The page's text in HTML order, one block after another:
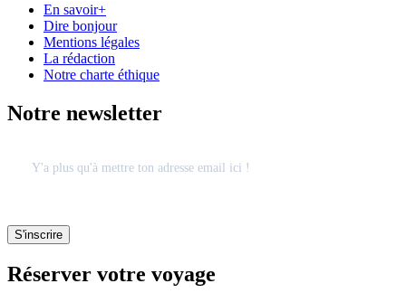
En savoir+
Dire bonjour
Mentions légales
La rédaction
Notre charte éthique
Notre newsletter
Réserver votre voyage